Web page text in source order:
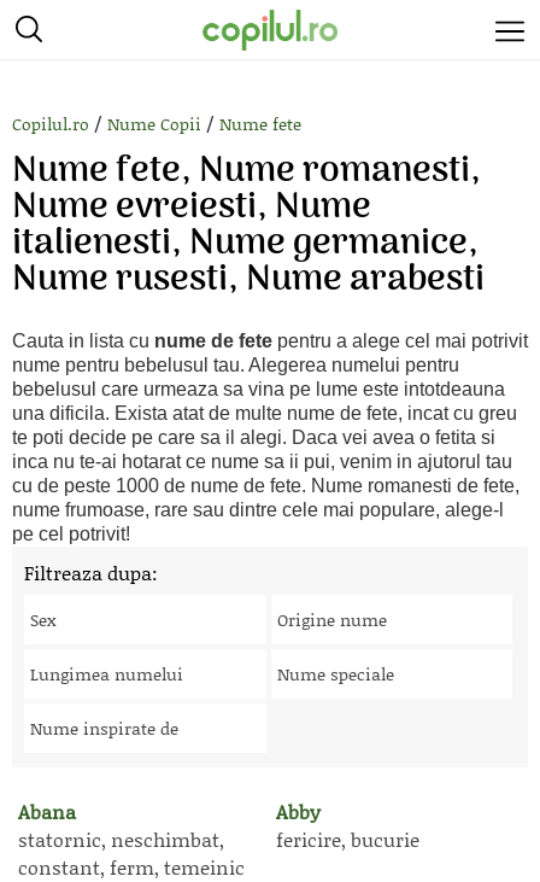
Copilul.ro / Nume Copii / Nume fete
Nume fete, Nume romanesti,
Nume evreiesti, Nume
italienesti, Nume germanice,
Nume rusesti, Nume arabesti
Cauta in lista cu nume de fete pentru a alege cel mai potrivit
nume pentru bebelusul tau. Alegerea numelui pentru
bebelusul care urmeaza sa vina pe lume este intotdeauna
una dificila. Exista atat de multe nume de fete, incat cu greu
te poti decide pe care sa il alegi. Daca vei avea o fetita si
inca nu te-ai hotarat ce nume sa ii pui, venim in ajutorul tau
cu de peste 1000 de nume de fete. Nume romanesti de fete,
nume frumoase, rare sau dintre cele mai populare, alege-l
pe cel potrivit!
Filtreaza dupa:
Sex Origine nume
Lungimea numelui Nume speciale
Nume inspirate de
Abana
statornic, neschimbat,
constant, ferm, temeinic
Abby
fericire, bucurie